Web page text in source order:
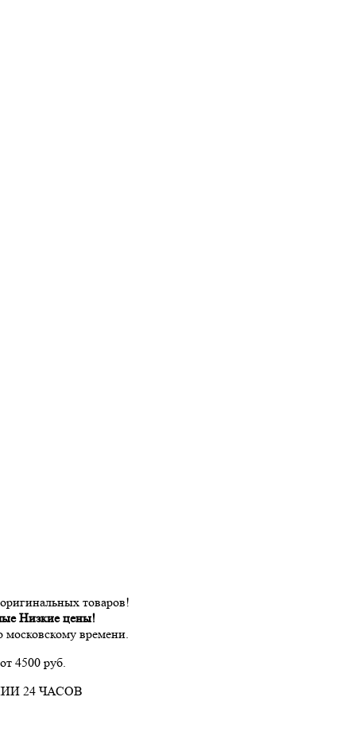
товаров!
Низкие цены!
московскому времени.
4500 руб.
24 ЧАСОВ